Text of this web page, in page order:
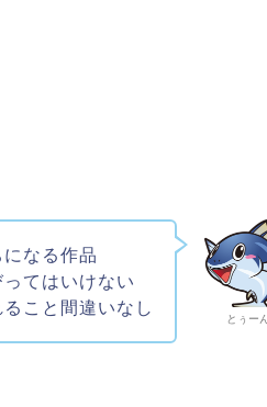
とぅーん
なる作品
てはいけない
こと間違いなし